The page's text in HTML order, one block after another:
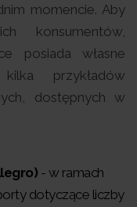
momencie. Aby
konsumentów,
posiada własne
przykładów
dostępnych w
- w ramach
dotyczące liczby